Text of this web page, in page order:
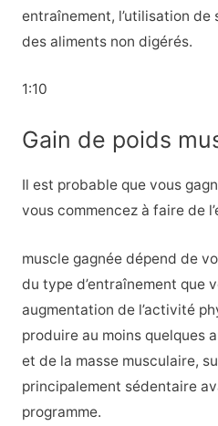
entraînement, l’utilisation de
des aliments non digérés.
1:10
Gain de poids
Il est probable que vous
vous commencez à faire de
muscle gagnée dépend de
du type d’entraînement que
augmentation de l’activité
produire au moins quelques
et de la masse musculaire,
principalement sédentaire
programme.